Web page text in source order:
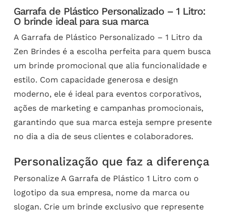
Garrafa de Plástico Personalizado – 1 Litro:
O brinde ideal para sua marca
A Garrafa de Plástico Personalizado – 1 Litro da
Zen Brindes é a escolha perfeita para quem busca
um brinde promocional que alia funcionalidade e
estilo. Com capacidade generosa e design
moderno, ele é ideal para eventos corporativos,
ações de marketing e campanhas promocionais,
garantindo que sua marca esteja sempre presente
no dia a dia de seus clientes e colaboradores.
Personalização que faz a diferença
Personalize A Garrafa de Plástico 1 Litro com o
logotipo da sua empresa, nome da marca ou
slogan. Crie um brinde exclusivo que represente